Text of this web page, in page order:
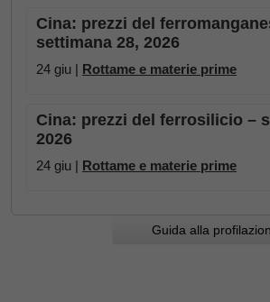
Cina: prezzi del
settimana 28, 2026
24 giu | Rottame e materie prime
Cina: prezzi del ferrosilicio –
2026
24 giu | Rottame e materie prime
Guida alla